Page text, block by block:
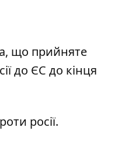
, що прийняте
до ЄС до кінця
росії.